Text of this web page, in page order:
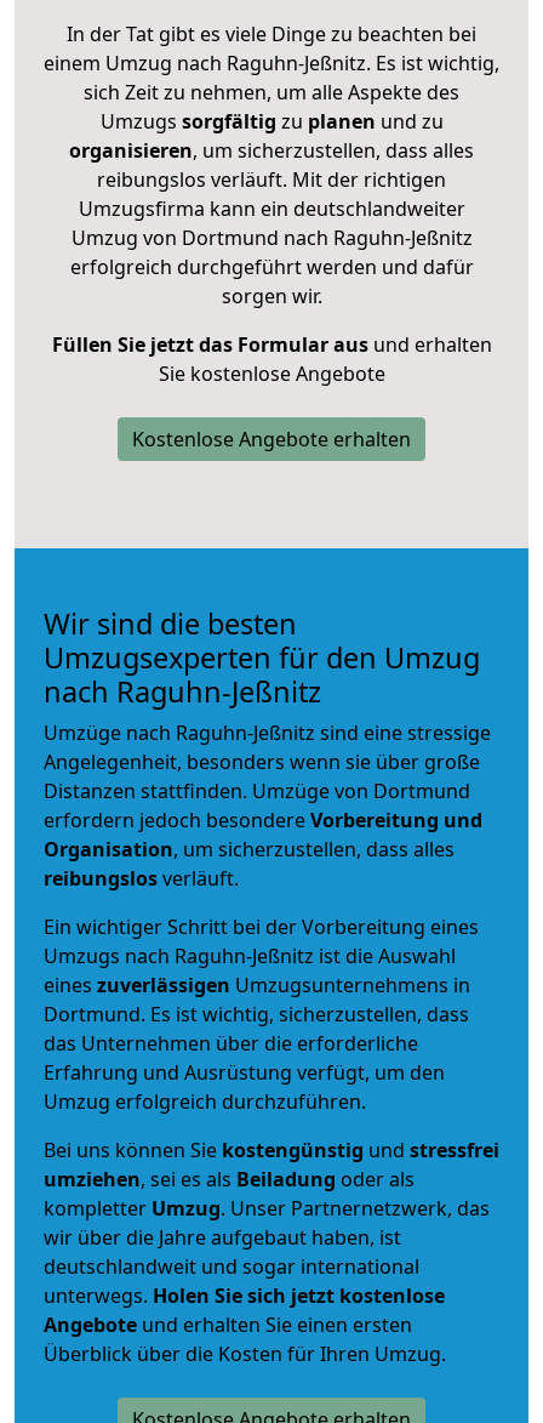
In der Tat gibt es viele Dinge zu beachten bei
einem Umzug nach Raguhn-Jeßnitz. Es ist wichtig,
sich Zeit zu nehmen, um alle Aspekte des
Umzugs sorgfältig zu planen und zu
organisieren, um sicherzustellen, dass alles
reibungslos verläuft. Mit der richtigen
Umzugsfirma kann ein deutschlandweiter
Umzug von Dortmund nach Raguhn-Jeßnitz
erfolgreich durchgeführt werden und dafür
sorgen wir.
Füllen Sie jetzt das Formular ausund erhalten
Sie kostenlose Angebote
Kostenlose Angebote erhalten
Wir sind die besten
Umzugsexperten für den Umzug
nach Raguhn-Jeßnitz
Umzüge nach Raguhn-Jeßnitz sind eine stressige
Angelegenheit, besonders wenn sie über große
Distanzen stattfinden. Umzüge von Dortmund
erfordern jedoch besondereVorbereitung und
Organisation, um sicherzustellen, dass alles
reibungslosverläuft.
Ein wichtiger Schritt bei der Vorbereitung eines
Umzugs nach Raguhn-Jeßnitz ist die Auswahl
eines zuverlässigen Umzugsunternehmens in
Dortmund. Es ist wichtig, sicherzustellen, dass
das Unternehmen über die erforderliche
Erfahrung und Ausrüstung verfügt, um den
Umzug erfolgreich durchzuführen.
Bei uns können Sie kostengünstig und stressfrei
umziehen, sei es als Beiladung oder als
kompletter Umzug. Unser Partnernetzwerk, das
wir über die Jahre aufgebaut haben, ist
deutschlandweit und sogar international
unterwegs. Holen Sie sich jetzt kostenlose
Angebote und erhalten Sie einen ersten
Überblick über die Kosten für Ihren Umzug.